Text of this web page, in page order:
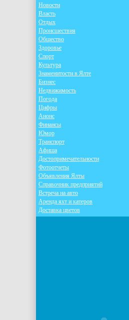
Новости
Власть
Отдых
Происшествия
Общество
Здоровье
Спорт
Культура
Знаменитости в Ялте
Бизнес
Недвижимость
Погода
Цифры
Анонс
Финансы
Юмор
Транспорт
Афиша
Достопримечательности
Фотоотчеты
Объявления Ялты
Справочник предприятий
Встреча на авто
Аренда яхт и катеров
Доставка цветов